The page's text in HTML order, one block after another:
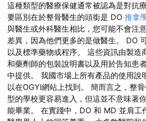
這種類型的醫療保健通常被認為是對抗
要區別在於整骨醫生的頭銜是 DO 推拿
與醫生或外科醫生相比，您可能不會注
差異，因為他們更多的是做醫生。 DO
以及標準藥物或程序。 這些資訊由製造
和藥劑師的包裝說明書以及用於告知患
中提供。 我國市場上所有產品的使用說
以在OGYI網站上找到。 簡而言之，整
型的學校更容易進入，但這並不意味著
能畢業。 在實踐中，DO 和 MD 並肩工